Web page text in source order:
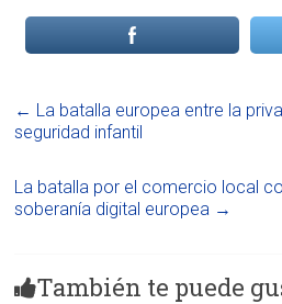
← La batalla europea entre la
seguridad infantil
La batalla por el comercio local
soberanía digital europea →
También te puede